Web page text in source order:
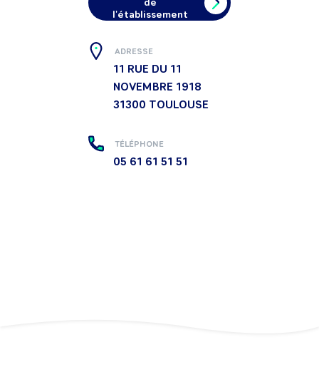
de
l'établissement
ADRESSE
11 RUE DU 11
NOVEMBRE 1918
31300 TOULOUSE
TÉLÉPHONE
05 61 61 51 51